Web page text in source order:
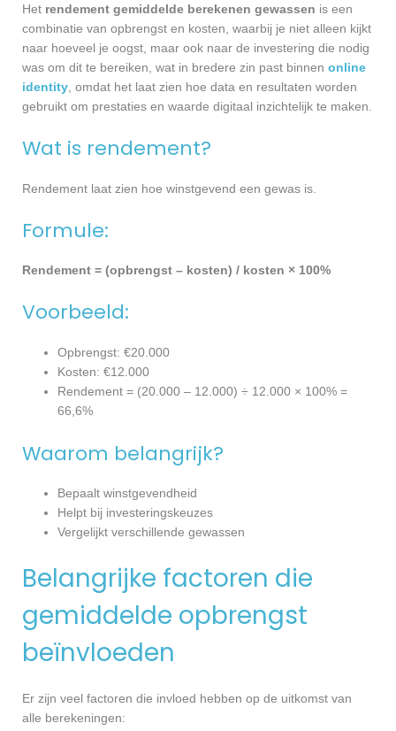
Het rendement gemiddelde berekenen gewassen is een
combinatie van opbrengst en kosten, waarbij je niet alleen kijkt
naar hoeveel je oogst, maar ook naar de investering die nodig
was om dit te bereiken, wat in bredere zin past binnen online
identity , omdat het laat zien hoe data en resultaten worden
gebruikt om prestaties en waarde digitaal inzichtelijk te maken.
Wat is rendement?
Rendement laat zien hoe winstgevend een gewas is.
Formule:
Rendement = (opbrengst – kosten) / kosten × 100%
Voorbeeld:
Opbrengst: €20.000
Kosten: €12.000
Rendement = (20.000 – 12.000) ÷ 12.000 × 100% =
66,6%
Waarom belangrijk?
Bepaalt winstgevendheid
Helpt bij investeringskeuzes
Vergelijkt verschillende gewassen
Belangrijke factoren die
gemiddelde opbrengst
beïnvloeden
Er zijn veel factoren die invloed hebben op de uitkomst van
alle berekeningen: